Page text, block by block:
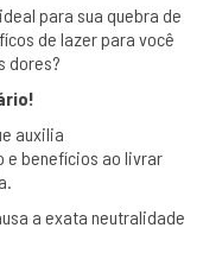
para sua quebra de
de lazer para você
dores?
auxilia
e benefícios ao livrar
a exata neutralidade